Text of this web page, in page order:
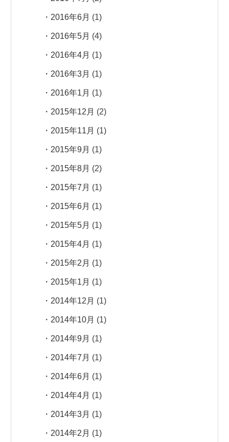
2016年6月 (1)
2016年5月 (4)
2016年4月 (1)
2016年3月 (1)
2016年1月 (1)
2015年12月 (2)
2015年11月 (1)
2015年9月 (1)
2015年8月 (2)
2015年7月 (1)
2015年6月 (1)
2015年5月 (1)
2015年4月 (1)
2015年2月 (1)
2015年1月 (1)
2014年12月 (1)
2014年10月 (1)
2014年9月 (1)
2014年7月 (1)
2014年6月 (1)
2014年4月 (1)
2014年3月 (1)
2014年2月 (1)